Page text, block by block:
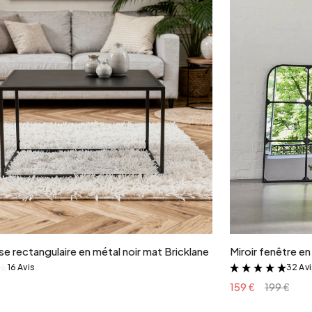
Ajouter au panier
rectangulaire en métal noir mat Bricklane
&
16 Avis
Miroir fenêtre
&
32
159 € 199 €